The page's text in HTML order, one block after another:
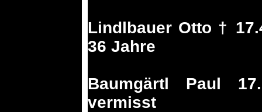
Lindlbauer Otto †
36 Jahre
Baumgärtl Paul
vermisst